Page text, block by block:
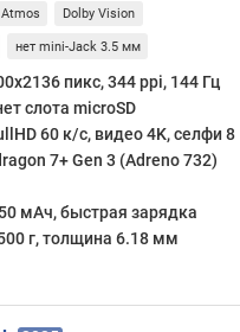
Atmos Dolby Vision
нет mini-Jack 3.5 мм
пикс, 344 ppi, 144 Гц
слота microSD
60 к/с, видео 4K, селфи
7+ Gen 3 (Adreno 732)
мАч, быстрая зарядка
г, толщина 6.18 мм